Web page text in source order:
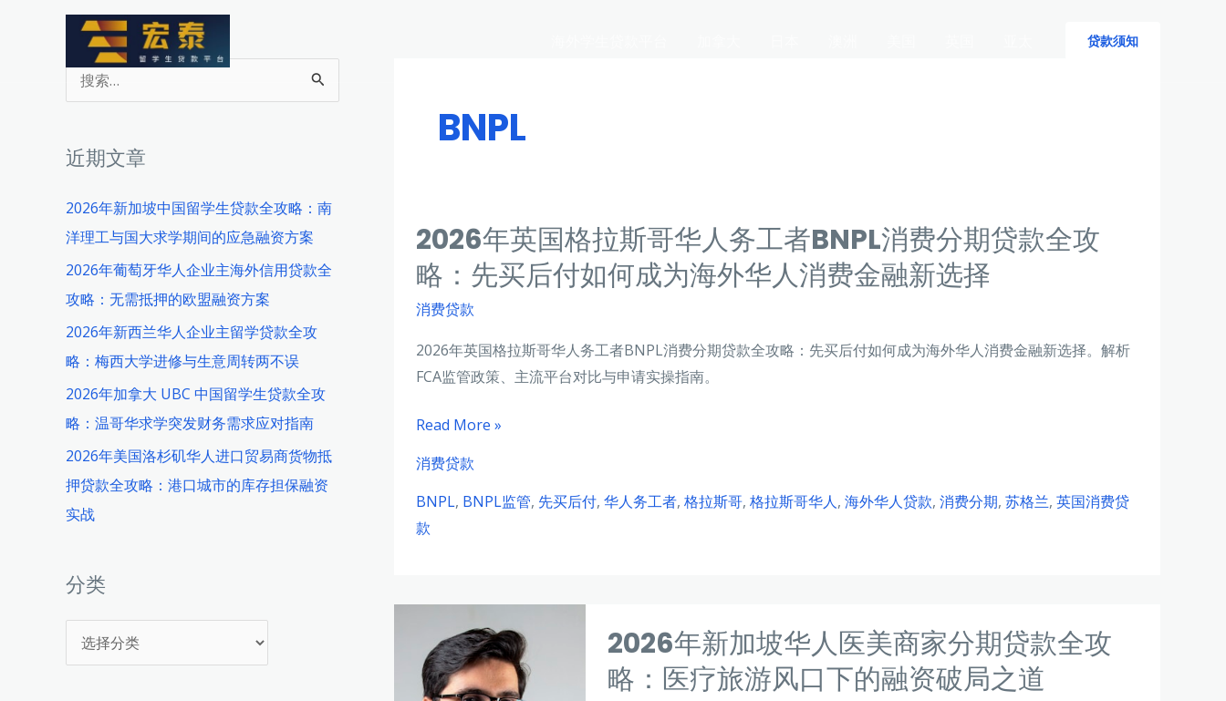
贷款须知
搜
索
近期文章
2026年新加坡中国留学生贷款全攻略：南
洋理工与国大求学期间的应急融资方案
2026年葡萄牙华人企业主海外信用贷款全
攻略：无需抵押的欧盟融资方案
2026年新西兰华人企业主留学贷款全攻
略：梅西大学进修与生意周转两不误
2026年加拿大 UBC 中国留学生贷款全攻
略：温哥华求学突发财务需求应对指南
2026年美国洛杉矶华人进口贸易商货物抵
押贷款全攻略：港口城市的库存担保融资
实战
分类
类
BNPL
2026年英国格拉斯哥华人务工者BNPL消费分期贷款全攻
略：先买后付如何成为海外华人消费金融新选择
消费贷款
2026年英国格拉斯哥华人务工者BNPL消费分期贷款全攻略：先买后付如何成为海外华人消费金融新选择。解析
FCA监管政策、主流平台对比与申请实操指南。
2026
英
国
格
哥
人
务
Read More »
消费贷款
BNPL, BNPL监管, 先买后付, 华人务工者, 格拉斯哥, 格拉斯哥华人, 海外华人贷款, 消费分期, 苏格兰, 英国消费贷
款
2026年新加坡华人医美商家分期贷款全攻
略：医疗旅游风口下的融资破局之道